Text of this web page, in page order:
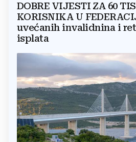
DOBRE VIJESTI ZA 60
KORISNIKA U
uvećanih invalidnina i
isplata